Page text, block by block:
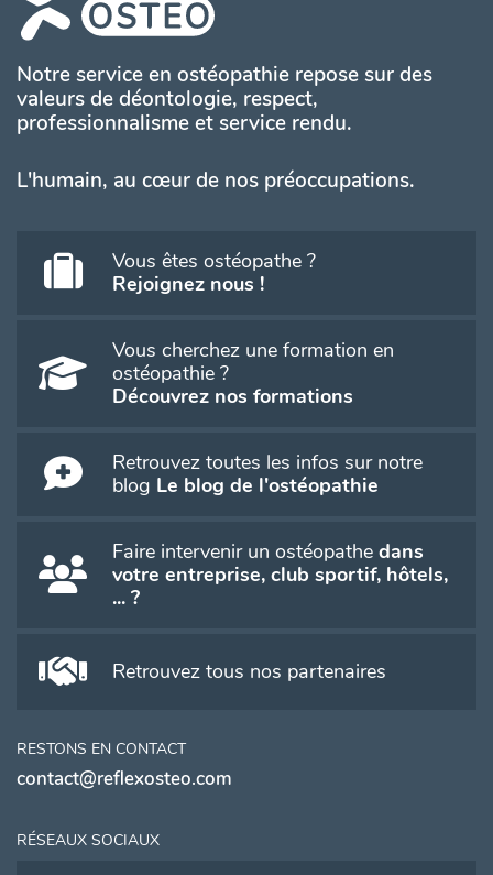
Notre service en ostéopathie repose sur des
valeurs de déontologie, respect,
professionnalisme et service rendu.
L'humain, au cœur de nos préoccupations.
Vous êtes ostéopathe ?
Rejoignez nous !
Vous cherchez une formation en
ostéopathie ?
Découvrez nos formations
Retrouvez toutes les infos sur notre
blog Le blog de l'ostéopathie
Faire intervenir un ostéopathe dans
votre entreprise, club sportif, hôtels,
... ?
Retrouvez tous nos partenaires
RESTONS EN CONTACT
contact@reflexosteo.com
RÉSEAUX SOCIAUX